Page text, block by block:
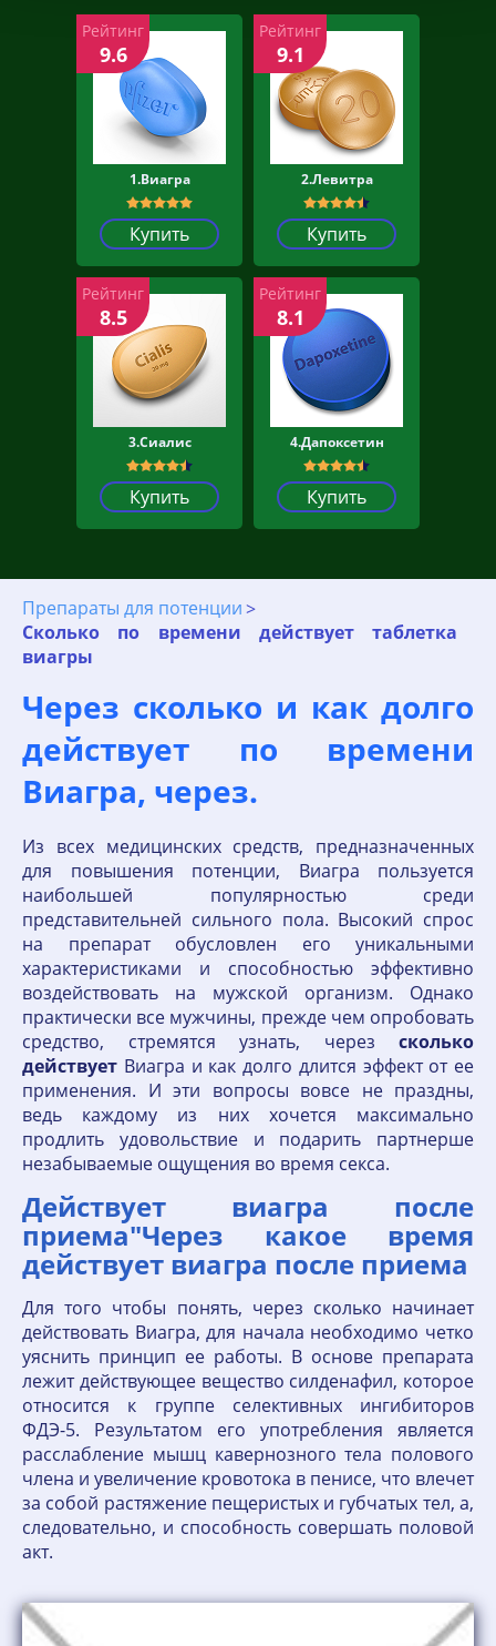
1.Виагра
Купить
Рейтинг
9.6
2.Левитра
Купить
Рейтинг
9.1
3.Сиалис
Купить
Рейтинг
8.5
4.Дапоксетин
Купить
Рейтинг
8.1
Препараты для потенции
Сколько по времени действует таблетка
виагры
Через сколько и как долго
действует по времени
Виагра, через.
Из всех медицинских средств, предназначенных
для повышения потенции, Виагра пользуется
наибольшей популярностью среди
представительней сильного пола. Высокий спрос
на препарат обусловлен его уникальными
характеристиками и способностью эффективно
воздействовать на мужской организм. Однако
практически все мужчины, прежде чем опробовать
средство, стремятся узнать, через сколько
действует Виагра и как долго длится эффект от ее
применения. И эти вопросы вовсе не праздны,
ведь каждому из них хочется максимально
продлить удовольствие и подарить партнерше
незабываемые ощущения во время секса.
Действует виагра после
приема"Через какое время
действует виагра после приема
Для того чтобы понять, через сколько начинает
действовать Виагра, для начала необходимо четко
уяснить принцип ее работы. В основе препарата
лежит действующее вещество силденафил, которое
относится к группе селективных ингибиторов
ФДЭ-5. Результатом его употребления является
расслабление мышц кавернозного тела полового
члена и увеличение кровотока в пенисе, что влечет
за собой растяжение пещеристых и губчатых тел, а,
следовательно, и способность совершать половой
акт.